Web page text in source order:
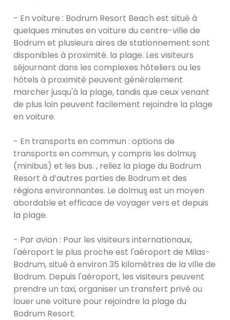
- En voiture : Bodrum Resort Beach est situé à
quelques minutes en voiture du centre-ville de
Bodrum et plusieurs aires de stationnement sont
disponibles à proximité. la plage. Les visiteurs
séjournant dans les complexes hôteliers ou les
hôtels à proximité peuvent généralement
marcher jusqu'à la plage, tandis que ceux venant
de plus loin peuvent facilement rejoindre la plage
en voiture.
- En transports en commun : options de
transports en commun, y compris les dolmuş
(minibus) et les bus. , reliez la plage du Bodrum
Resort à d’autres parties de Bodrum et des
régions environnantes. Le dolmuş est un moyen
abordable et efficace de voyager vers et depuis
la plage.
- Par avion : Pour les visiteurs internationaux,
l'aéroport le plus proche est l'aéroport de Milas-
Bodrum, situé à environ 35 kilomètres de la ville de
Bodrum. Depuis l'aéroport, les visiteurs peuvent
prendre un taxi, organiser un transfert privé ou
louer une voiture pour rejoindre la plage du
Bodrum Resort.